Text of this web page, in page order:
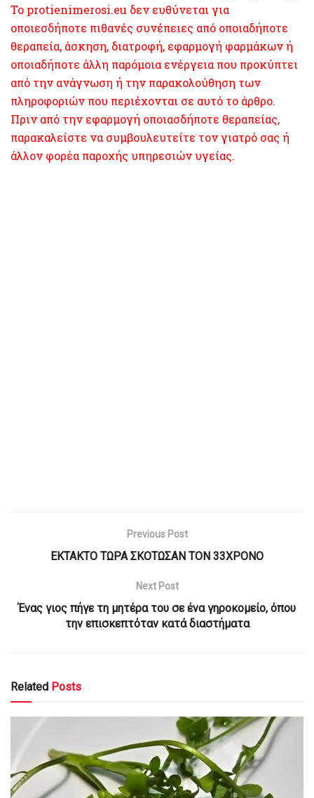
Το protienimerosi.eu δεν ευθύνεται για
οποιεσδήποτε πιθανές συνέπειες από οποιαδήποτε
θεραπεία, άσκηση, διατροφή, εφαρμογή φαρμάκων ή
οποιαδήποτε άλλη παρόμοια ενέργεια που προκύπτει
από την ανάγνωση ή την παρακολούθηση των
πληροφοριών που περιέχονται σε αυτό το άρθρο.
Πριν από την εφαρμογή οποιασδήποτε θεραπείας,
παρακαλείστε να συμβουλευτείτε τον γιατρό σας ή
άλλον φορέα παροχής υπηρεσιών υγείας.
Previous Post
ΕΚΤΑΚΤΟ ΤΩΡΑ ΣΚΟΤΩΣΑΝ ΤΟΝ 33ΧΡΟΝΟ
Next Post
Ένας γιος πήγε τη μητέρα του σε ένα γηροκομείο, όπου
την επισκεπτόταν κατά διαστήματα
Related Posts